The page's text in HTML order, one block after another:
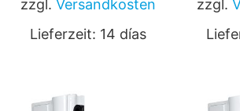
zzgl. Versandkosten
Lieferzeit: 14 días
zzgl.